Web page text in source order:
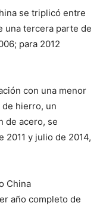
se triplicó entre
una tercera parte de
para 2012
con una menor
hierro, un
de acero, se
y julio de 2014,
China
año completo de